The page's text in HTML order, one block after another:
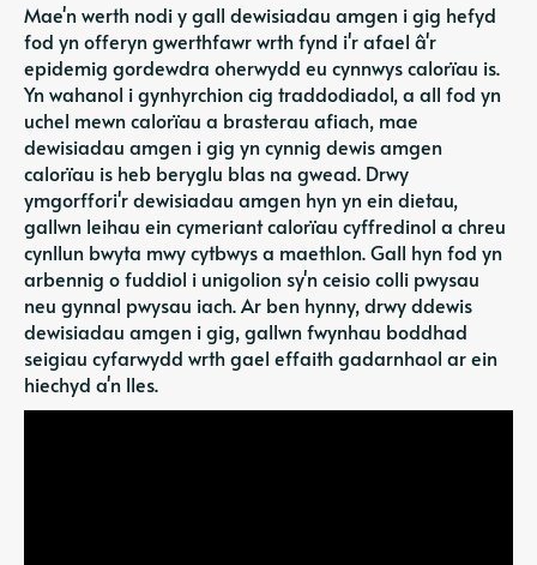
Mae'n werth nodi y gall dewisiadau amgen i gig hefyd
fod yn offeryn gwerthfawr wrth fynd i'r afael â'r
epidemig gordewdra oherwydd eu cynnwys calorïau is.
Yn wahanol i gynhyrchion cig traddodiadol, a all fod yn
uchel mewn calorïau a brasterau afiach, mae
dewisiadau amgen i gig yn cynnig dewis amgen
calorïau is heb beryglu blas na gwead. Drwy
ymgorffori'r dewisiadau amgen hyn yn ein dietau,
gallwn leihau ein cymeriant calorïau cyffredinol a chreu
cynllun bwyta mwy cytbwys a maethlon. Gall hyn fod yn
arbennig o fuddiol i unigolion sy'n ceisio colli pwysau
neu gynnal pwysau iach. Ar ben hynny, drwy ddewis
dewisiadau amgen i gig, gallwn fwynhau boddhad
seigiau cyfarwydd wrth gael effaith gadarnhaol ar ein
hiechyd a'n lles.